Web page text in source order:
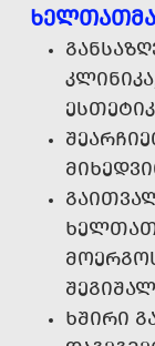
ᲮᲨᲘᲠᲘ